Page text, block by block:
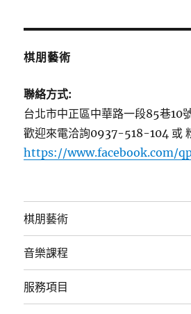
棋朋藝術
聯絡方式:
台北市中正區中華路一段85巷10
歡迎來電洽詢0937-518-104 或
https://www.facebook.com/
棋朋藝術
音樂課程
服務項目